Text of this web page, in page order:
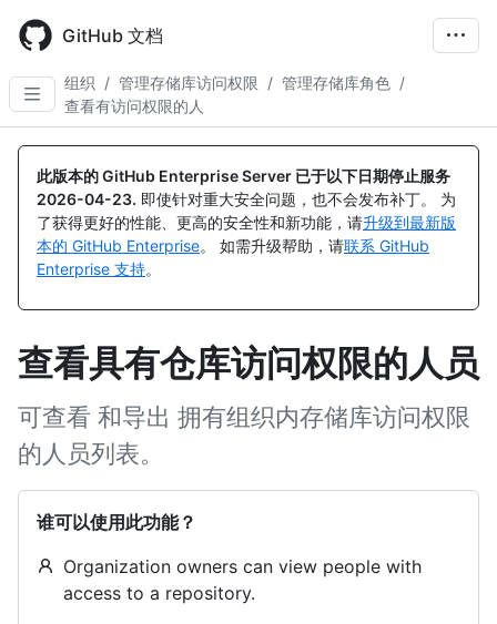
main
content
GitHub 文档
组织 / 管理存储库访问权限 / 管理存储库角色 /
查看有访问权限的人
此版本的 GitHub Enterprise Server 已于以下日期停止服务
2026-04-23. 即使针对重大安全问题，也不会发布补丁。 为
了获得更好的性能、更高的安全性和新功能，请升级到最新版
本的 GitHub Enterprise。 如需升级帮助，请联系 GitHub
Enterprise 支持。
查看具有仓库访问权限的人员
可查看 和导出 拥有组织内存储库访问权限
的人员列表。
谁可以使用此功能？
Organization owners can view people with
access to a repository.